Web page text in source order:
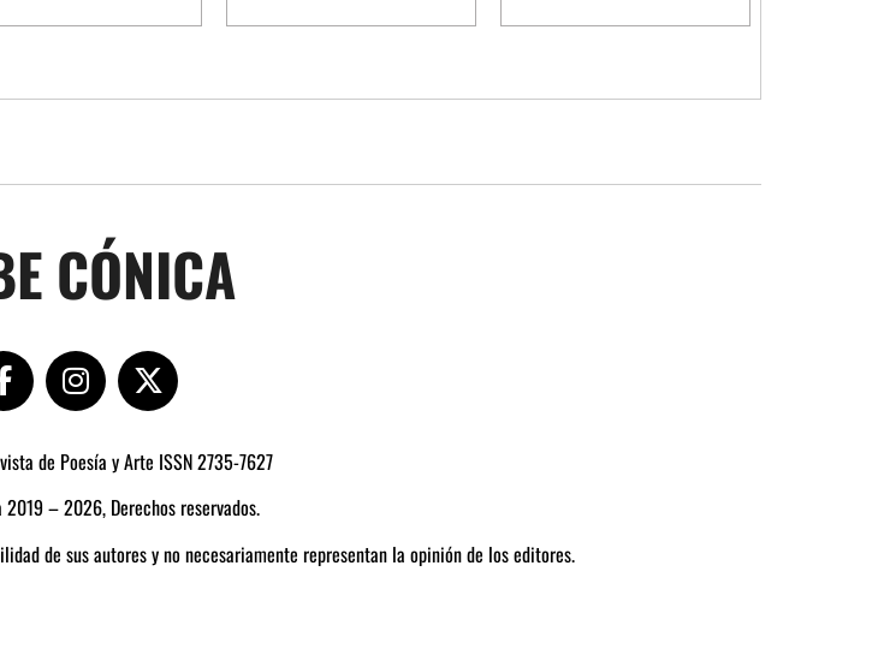
CÓNICA
de Poesía y Arte ISSN 2735-7627
– 2026, Derechos reservados.
de sus autores y no necesariamente representan la opinión de los editores.